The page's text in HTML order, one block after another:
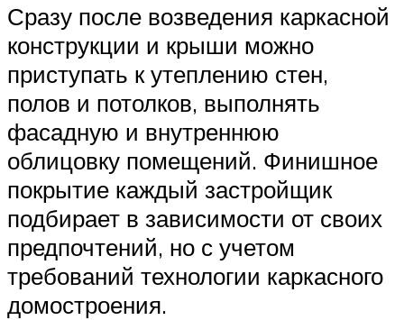
Сразу после возведения каркасной
конструкции и крыши можно
приступать к утеплению стен,
полов и потолков, выполнять
фасадную и внутреннюю
облицовку помещений. Финишное
покрытие каждый застройщик
подбирает в зависимости от своих
предпочтений, но с учетом
требований технологии каркасного
домостроения.